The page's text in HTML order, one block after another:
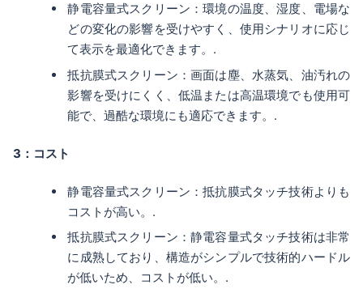
静電容量式スクリーン：環境の温度、湿度、電場な
どの変化の影響を受けやすく、使用シナリオに応じ
て表示を最適化できます。.
抵抗膜式スクリーン：画面は塵、水蒸気、油汚れの
影響を受けにくく、低温または高温環境でも使用可
能で、過酷な環境にも適応できます。.
3：コスト
静電容量式スクリーン：抵抗膜式タッチ技術よりも
コストが高い。.
抵抗膜式スクリーン：静電容量式タッチ技術は非常
に成熟しており、構造がシンプルで技術的ハードル
が低いため、コストが低い。.